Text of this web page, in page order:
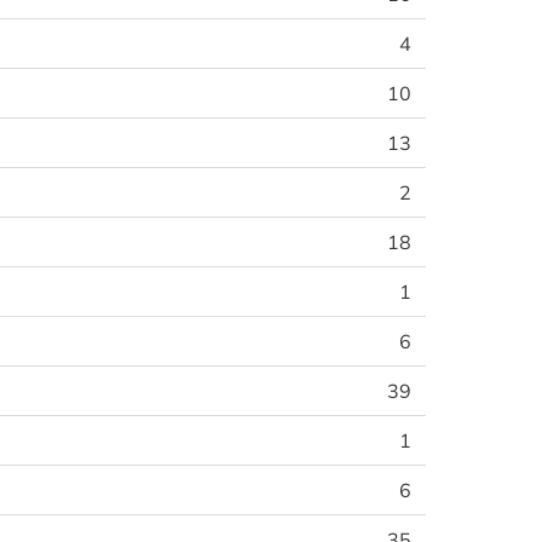
4
10
13
2
18
1
6
39
1
6